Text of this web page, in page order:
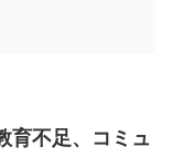
育不足、コミュ